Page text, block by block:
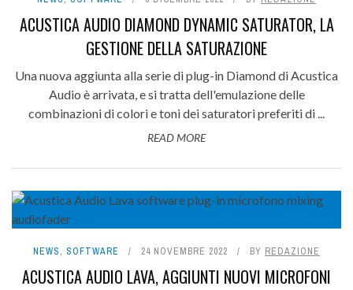
ACUSTICA AUDIO DIAMOND DYNAMIC SATURATOR, LA
GESTIONE DELLA SATURAZIONE
Una nuova aggiunta alla serie di plug-in Diamond di Acustica
Audio è arrivata, e si tratta dell'emulazione delle
combinazioni di colori e toni dei saturatori preferiti di ...
READ MORE
NEWS, SOFTWARE 24 NOVEMBRE 2022 BY REDAZIONE
ACUSTICA AUDIO LAVA, AGGIUNTI NUOVI MICROFONI